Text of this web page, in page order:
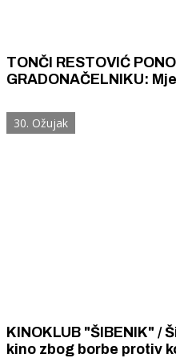
TONČI RESTOVIĆ
GRADONAČELNIKU: Mjere koje donosite ne
prijedloge
30. Ožujak
KINOKLUB "ŠIBENIK" /
kino zbog borbe protiv koronavirusa, ali će zato